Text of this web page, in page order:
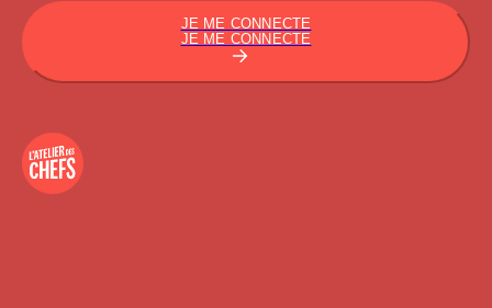
JE ME CONNECTE
JE ME CONNECTE